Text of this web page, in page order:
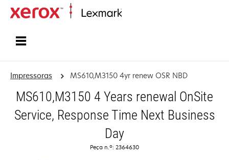
Impressoras MS610,M3150 4yr renew OSR NBD
MS610,M3150 4 Years renewal OnSite
Service, Response Time Next Business
Day
Peça n.º: 2364630